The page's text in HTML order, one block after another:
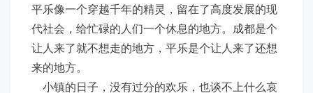
平乐像一个穿越千年的精灵，留在了高度发展的现
代社会，给忙碌的人们一个休息的地方。成都是个
让人来了就不想走的地方，平乐是个让人来了还想
来的地方。
小镇的日子，没有过分的欢乐，也谈不上什么哀